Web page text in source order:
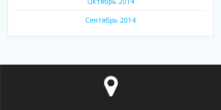
Сентябрь 2014